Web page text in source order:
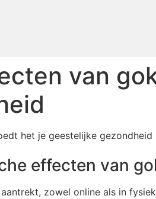
van
het je geestelijke gezondheid
effecten van
zowel online als in